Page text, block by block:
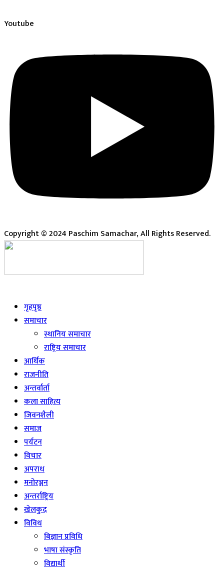
Youtube
Copyright © 2024 Paschim Samachar, All Rights Reserved.
गृहपृष्ठ
समाचार
स्थानिय समाचार
राष्ट्रिय समाचार
आर्थिक
राजनीति
अन्तर्वार्ता
कला साहित्य
जिवनशैली
समाज
पर्यटन
विचार
अपराध
मनोरञ्जन
अन्तर्राष्ट्रिय
खेलकुद
विविध
बिज्ञान प्रविधि
भाषा संस्कृति
विद्यार्थी